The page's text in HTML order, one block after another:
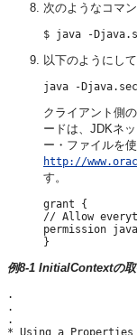
次のようなコマ
以下のようにし
クライアント側
ードは、JDKネ
ー・ファイルを
http://
す。
grant {
// Allow
permission
例8-1 InitialContextの
.
.
.